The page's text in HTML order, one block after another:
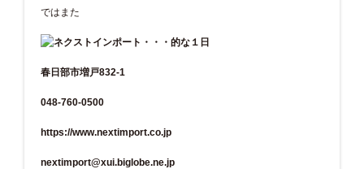
ではまた
春日部市増戸832-1
048-760-0500
https://www.nextimport.co.jp
nextimport@xui.biglobe.ne.jp